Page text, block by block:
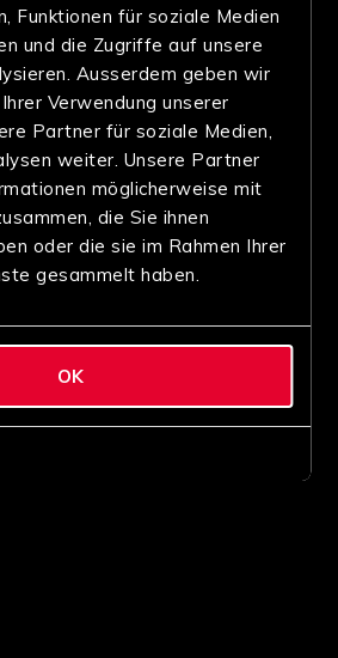
Funktionen für soziale Medien
und die Zugriffe auf unsere
Ausserdem geben wir
Verwendung unserer
Partner für soziale Medien,
weiter. Unsere Partner
möglicherweise mit
die Sie ihnen
oder die sie im Rahmen Ihrer
gesammelt haben.
OK